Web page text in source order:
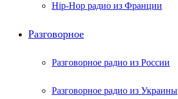
Hip-Hop радио из Франции
Разговорное
Разговорное радио из России
Разговорное радио из Украины